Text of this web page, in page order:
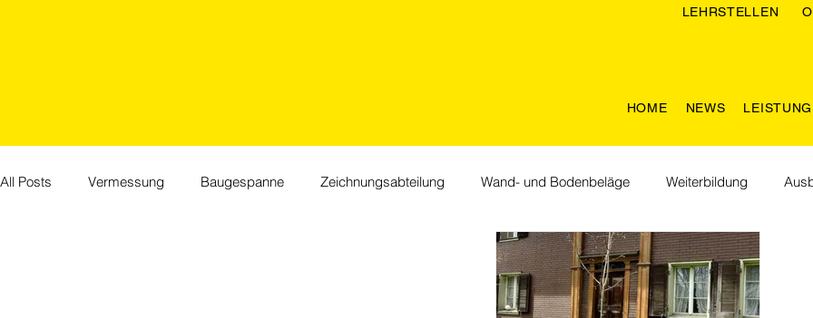
LEHRSTELLEN
HOME NEWS
All Posts Vermessung Baugespanne Zeichnungsabteilung Wand- und Bodenbeläge Weiterbildung
Lebenräume Nachhaltigkeit